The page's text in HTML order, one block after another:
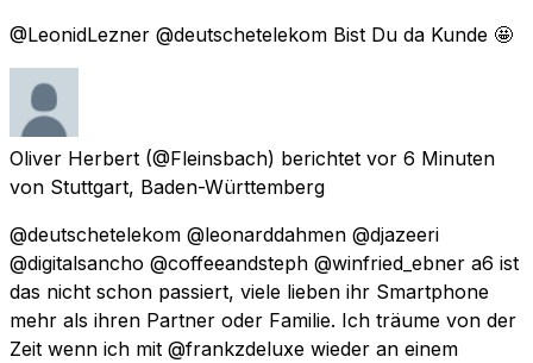
@LeonidLezner @deutschetelekom Bist Du da Kunde 🤩
Oliver Herbert (@Fleinsbach) berichtet vor 6 Minuten
von Stuttgart, Baden-Württemberg
@deutschetelekom @leonarddahmen @djazeeri
@digitalsancho @coffeeandsteph @winfried_ebner a6 ist
das nicht schon passiert, viele lieben ihr Smartphone
mehr als ihren Partner oder Familie. Ich träume von der
Zeit wenn ich mit @frankzdeluxe wieder an einem